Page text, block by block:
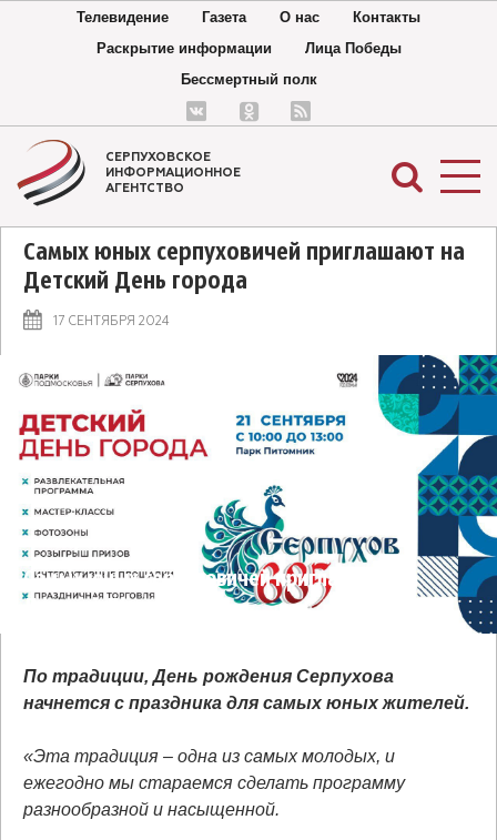
Телевидение Газета О нас
Контакты
Раскрытие информации
Лица Победы
Бессмертный полк
СЕРПУХОВСКОЕ
ИНФОРМАЦИОННОЕ
АГЕНТСТВО
Самых юных серпуховичей приглашают на
Детский День города
17 СЕНТЯБРЯ 2024
Самых юных серпуховичей приглашают на
Детский День города
По традиции, День рождения Серпухова
начнется с праздника для самых юных жителей.
«Эта традиция – одна из самых молодых, и
ежегодно мы стараемся сделать программу
разнообразной и насыщенной.